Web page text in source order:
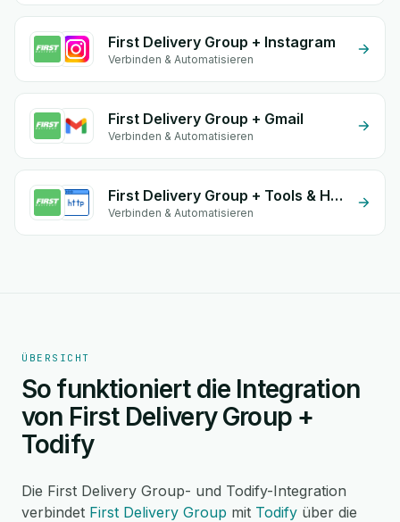
First Delivery Group + Instagram
Verbinden & Automatisieren
First Delivery Group + Gmail
Verbinden & Automatisieren
First Delivery Group + Tools & HTTP
Verbinden & Automatisieren
ÜBERSICHT
So funktioniert die Integration
von First Delivery Group +
Todify
Die First Delivery Group- und Todify-Integration
verbindet First Delivery Group mit Todify über die